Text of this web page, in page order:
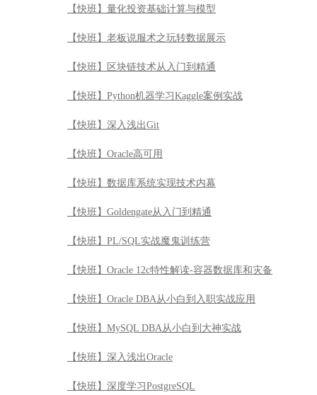
【快班】量化投资基础计算与模型
【快班】老板说服术之玩转数据展示
【快班】区块链技术从入门到精通
【快班】Python机器学习Kaggle案例实战
【快班】深入浅出Git
【快班】Oracle高可用
【快班】数据库系统实现技术内幕
【快班】Goldengate从入门到精通
【快班】PL/SQL实战魔鬼训练营
【快班】Oracle 12c特性解读-容器数据库和灾备
【快班】Oracle DBA从小白到入职实战应用
【快班】MySQL DBA从小白到大神实战
【快班】深入浅出Oracle
【快班】深度学习PostgreSQL